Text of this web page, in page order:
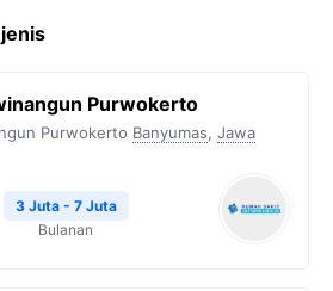
Purwokerto
Purwokerto Banyumas, Jawa
3 Juta - 7 Juta
Bulanan